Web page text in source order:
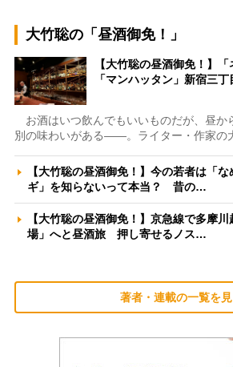
大竹聡の「昼酒御免！」
【大竹聡の昼酒御免！】
「マンハッタン」新宿三
お酒はいつ飲んでもいいものだが、昼か
別の味わいがある――。ライター・作家の
【大竹聡の昼酒御免！】今の若者は「
ギ」を知らないって本当？ 昔の…
【大竹聡の昼酒御免！】京急線で多摩
場」へと昼酒旅 押し寄せるノス…
著者・連載の一覧を